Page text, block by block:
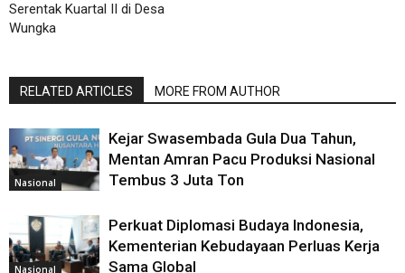
Serentak Kuartal II di Desa
Wungka
RELATED ARTICLES MORE FROM AUTHOR
Nasional
Kejar Swasembada Gula Dua Tahun,
Mentan Amran Pacu Produksi Nasional
Tembus 3 Juta Ton
Nasional
Perkuat Diplomasi Budaya Indonesia,
Kementerian Kebudayaan Perluas Kerja
Sama Global